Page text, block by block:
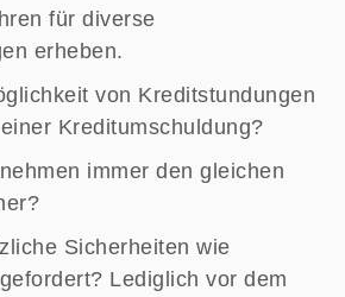
für diverse
erheben.
von Kreditstundungen
Kreditumschuldung?
immer den gleichen
Sicherheiten wie
Lediglich vor dem